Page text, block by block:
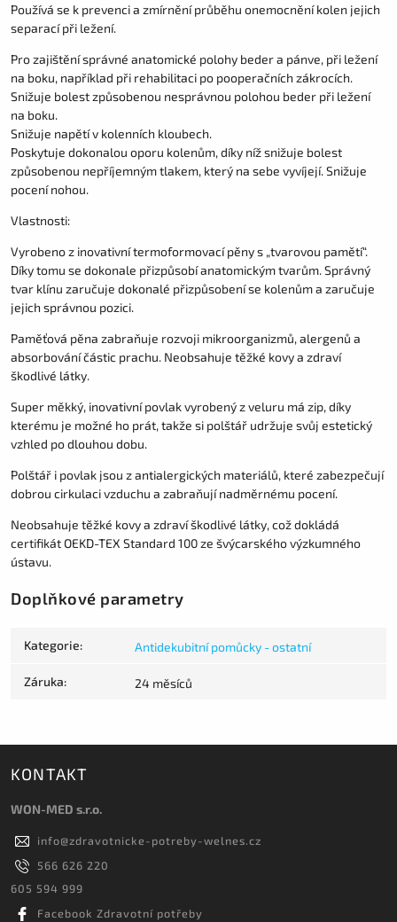
Používá se k prevenci a zmírnění průběhu onemocnění kolen jejich
separací při ležení.
Pro zajištění správné anatomické polohy beder a pánve, při ležení
na boku, například při rehabilitaci po pooperačních zákrocích.
Snižuje bolest způsobenou nesprávnou polohou beder při ležení
na boku.
Snižuje napětí v kolenních kloubech.
Poskytuje dokonalou oporu kolenům, díky níž snižuje bolest
způsobenou nepříjemným tlakem, který na sebe vyvíjejí. Snižuje
pocení nohou.
Vlastnosti:
Vyrobeno z inovativní termoformovací pěny s „tvarovou pamětí“.
Díky tomu se dokonale přizpůsobí anatomickým tvarům. Správný
tvar klínu zaručuje dokonalé přizpůsobení se kolenům a zaručuje
jejich správnou pozici.
Paměťová pěna zabraňuje rozvoji mikroorganizmů, alergenů a
absorbování částic prachu. Neobsahuje těžké kovy a zdraví
škodlivé látky.
Super měkký, inovativní povlak vyrobený z veluru má zip, díky
kterému je možné ho prát, takže si polštář udržuje svůj estetický
vzhled po dlouhou dobu.
Polštář i povlak jsou z antialergických materiálů, které zabezpečují
dobrou cirkulaci vzduchu a zabraňují nadměrnému pocení.
Neobsahuje těžké kovy a zdraví škodlivé látky, což dokládá
certifikát OEKD-TEX Standard 100 ze švýcarského výzkumného
ústavu.
Doplňkové parametry
Kategorie: Antidekubitní pomůcky - ostatní
Záruka: 24 měsíců
KONTAKT
WON-MED s.r.o.
info@zdravotnicke-potreby-welnes.cz
566 626 220
605 594 999
Facebook Zdravotní potřeby